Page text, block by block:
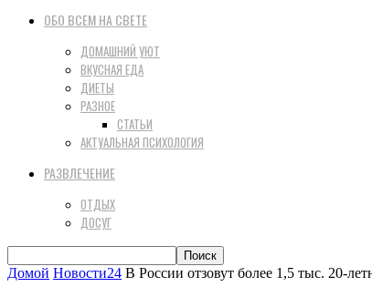
ОБО ВСЕМ НА СВЕТЕ
ДОМАШНИЙ УЮТ
ВКУСНАЯ ЕДА
ДИЕТЫ
РАЗНОЕ
СТАТЬИ
АКТУАЛЬНАЯ ПСИХОЛОГИЯ
РАЗВЛЕЧЕНИЕ
ОТДЫХ
ДОСУГ
Домой Новости24 В России отзовут более 1,5 тыс. 20-